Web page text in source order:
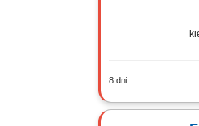
8 dni